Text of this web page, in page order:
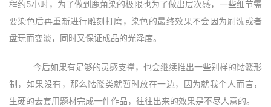
程约5小时，为了做到鹿角染的极限也为了做出层次感，一些细节需
要染色后再重新进行雕刻打磨，染色的最终效果不会因为刷洗或者
盘玩而变淡，同时又保证成品的光泽度。
今后如果有足够的灵感支撑，也会继续推出一些别样的骷髅形
制，如果没有，那么骷髅类就暂时放在一边，因为就我个人而言，
生硬的去套用题材完成一件作品，往往出来的效果是不尽人意的。